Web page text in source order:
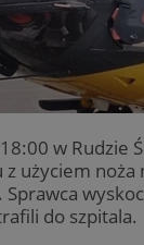
w Rudzie
użyciem noża
Sprawca
do szpitala.